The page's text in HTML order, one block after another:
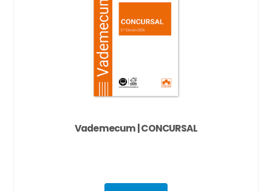
Vademecum | CONCURSAL